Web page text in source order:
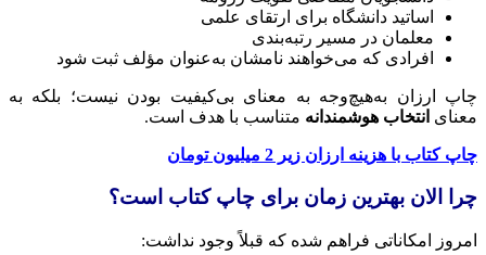
اساتید دانشگاه برای ارتقای علمی
معلمان در مسیر رتبه‌بندی
افرادی که می‌خواهند نامشان به‌عنوان مؤلف ثبت شود
چاپ ارزان به‌هیچ‌وجه به معنای بی‌کیفیت بودن نیست؛ بلکه به
معنای انتخاب هوشمندانه متناسب با هدف است.
چاپ کتاب با هزینه ارزان زیر 2 میلیون تومان
چرا الان بهترین زمان برای چاپ کتاب است؟
امروز امکاناتی فراهم شده که قبلاً وجود نداشت: